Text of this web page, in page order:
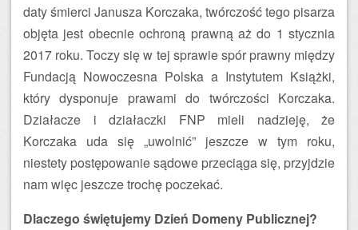
daty śmierci Janusza Korczaka, twórczość tego pisarza
objęta jest obecnie ochroną prawną aż do 1 stycznia
2017 roku. Toczy się w tej sprawie spór prawny między
Fundacją Nowoczesna Polska a Instytutem Książki,
który dysponuje prawami do twórczości Korczaka.
Działacze i działaczki FNP mieli nadzieję, że
Korczaka uda się „uwolnić” jeszcze w tym roku,
niestety postępowanie sądowe przeciąga się, przyjdzie
nam więc jeszcze trochę poczekać.
Dlaczego świętujemy Dzień Domeny Publicznej?